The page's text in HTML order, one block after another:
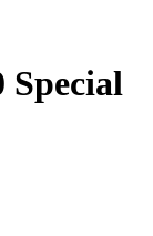
Special